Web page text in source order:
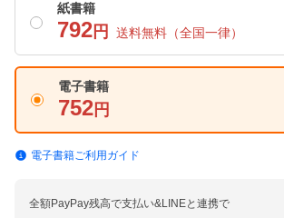
紙書籍
792 円 送料無料 （全国一律）
電子書籍
752 円
電子書籍ご利用ガイド
全額PayPay残高で支払い&LINEと連携で